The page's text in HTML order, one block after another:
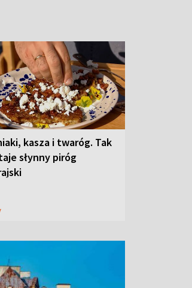
kasza i twaróg. Tak
słynny piróg